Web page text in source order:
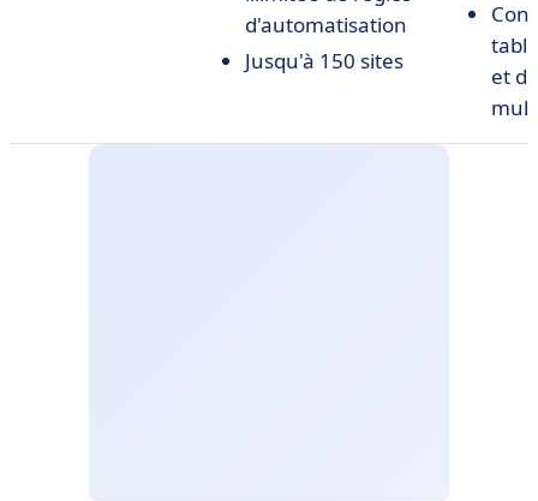
d'automatisation
Jusqu'à 150 sites
et